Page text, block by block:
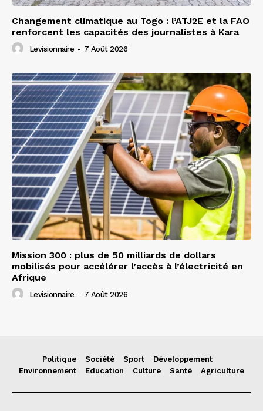
Changement climatique au Togo : l’ATJ2E et la FAO
renforcent les capacités des journalistes à Kara
Levisionnaire - 7 Août 2026
Mission 300 : plus de 50 milliards de dollars
mobilisés pour accélérer l’accès à l’électricité en
Afrique
Levisionnaire - 7 Août 2026
Politique Société Sport
Développement
Environnement
Education Culture Santé Agriculture